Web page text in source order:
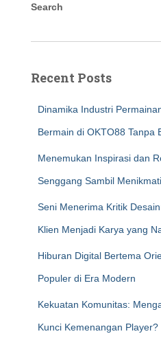
Search
Recent Posts
Dinamika Industri
Bermain di OKTO88 Tanpa
Menemukan Inspirasi dan
Senggang Sambil
Seni Menerima Kritik
Klien Menjadi Karya yang
Hiburan Digital Bertema
Populer di Era Modern
Kekuatan Komunitas:
Kunci Kemenangan Player?